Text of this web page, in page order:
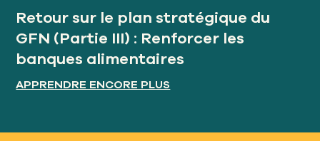
Retour sur le plan stratégique du
GFN (Partie III) : Renforcer les
banques alimentaires
APPRENDRE ENCORE PLUS